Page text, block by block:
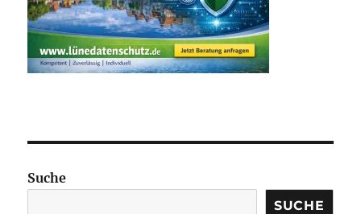
Suche
SUCHE